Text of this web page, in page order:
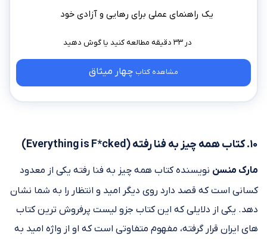
یک راهنمای عملی برای رهایی و آزادی خود
در ۳۳ دقیقه مطالعه کنید
مشاهده کتاب چهار میثاق
۱۰. کتاب همه چیز به فنا رفته (Everything is F*cked)
مارک منسن نویسنده کتاب همه چیز به فنا رفته یکی از معدود
کسانی است که قصد دارد روی دیگر امید و انتظار را به شما نشان
دهد. یکی از دلایلی که این کتاب جزو لیست پرفروش ترین کتاب
های ایران قرار گرفته، مفهوم متفاوتی است که او از واژه امید به